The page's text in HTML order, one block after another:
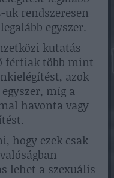
uk rendszeresen
egyszer.
kutatás
férfiak több mint
azok
míg a
havonta vagy
hogy ezek csak
lehet a szexuális